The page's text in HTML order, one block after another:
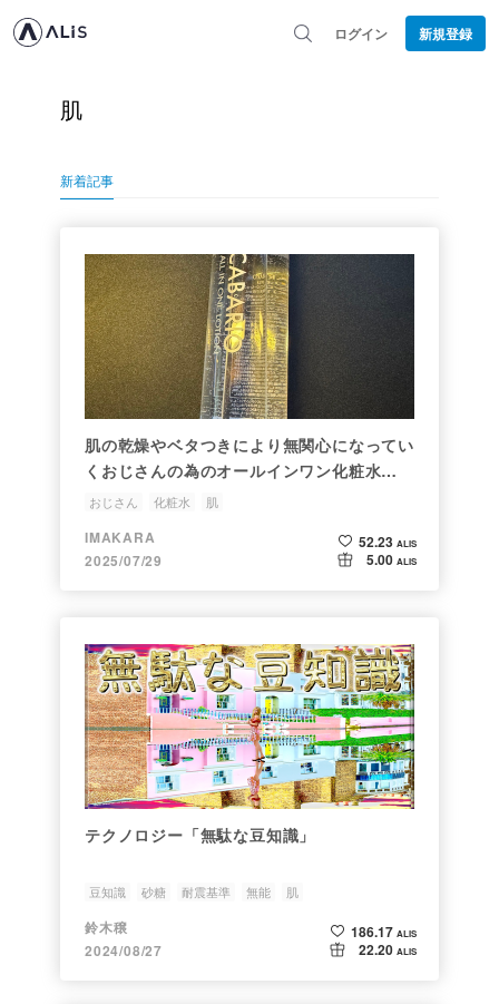
ログイン 新規登録
肌
新着記事
肌の乾燥やベタつきにより無関心になってい
くおじさんの為のオールインワン化粧水
【CABARIO】
おじさん 化粧水 肌
IMAKARA
2025/07/29
52.23 ALIS
5.00 ALIS
テクノロジー「無駄な豆知識」
豆知識 砂糖 耐震基準 無能 肌
鈴木穣
2024/08/27
186.17 ALIS
22.20 ALIS